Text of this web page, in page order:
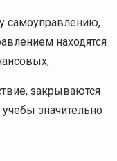
самоуправлению,
находятся
закрываются
значительно